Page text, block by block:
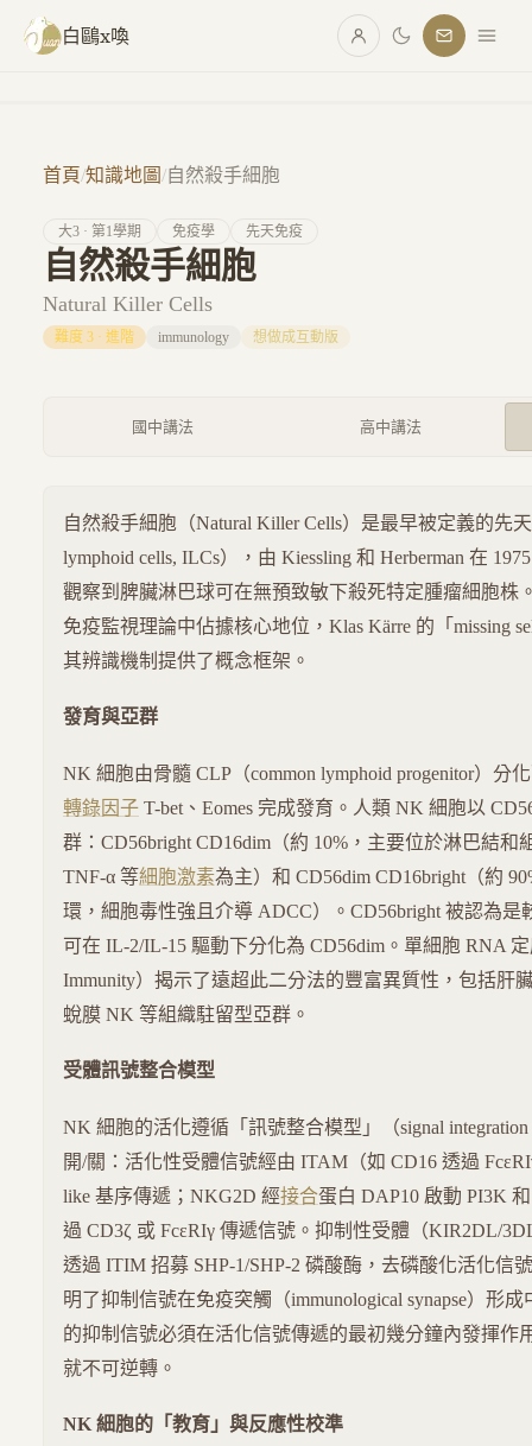
跳至主要內容
白鷗x喚
首頁/知識地圖/自然殺手細胞
大3 · 第1學期 免疫學 先天免疫
自然殺手細胞
Natural Killer Cells
難度 3 · 進階 immunology 想做成互動版
國中講法 高中講法
自然殺手細胞（Natural Killer Cells）是最早被定義的先
lymphoid cells, ILCs），由 Kiessling 和 Herberman 在
觀察到脾臟淋巴球可在無預致敏下殺死特定腫瘤細胞株
免疫監視理論中佔據核心地位，Klas Kärre 的「missing
其辨識機制提供了概念框架。
發育與亞群
NK 細胞由骨髓 CLP（common lymphoid progenitor）分
轉錄因子 T-bet、Eomes 完成發育。人類 NK 細胞以
群：CD56bright CD16dim（約 10%，主要位於淋巴結和
TNF-α 等細胞激素為主）和 CD56dim CD16bright（約
環，細胞毒性強且介導 ADCC）。CD56bright 被認為是
可在 IL-2/IL-15 驅動下分化為 CD56dim。單細胞 RNA 定
Immunity）揭示了遠超此二分法的豐富異質性，包括肝
蛻膜 NK 等組織駐留型亞群。
受體訊號整合模型
NK 細胞的活化遵循「訊號整合模型」（signal
開/關：活化性受體信號經由 ITAM（如 CD16 透過
like 基序傳遞；NKG2D 經接合蛋白 DAP10 啟動 PI3K
過 CD3ζ 或 FcεRIγ 傳遞信號。抑制性受體（KIR2DL/
透過 ITIM 招募 SHP-1/SHP-2 磷酸酶，去磷酸化活化信
明了抑制信號在免疫突觸（immunological synapse）形
的抑制信號必須在活化信號傳遞的最初幾分鐘內發揮作
就不可逆轉。
NK 細胞的「教育」與反應性校準